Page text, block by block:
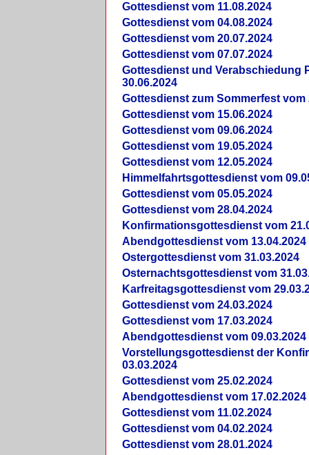
Gottesdienst vom 11.08.2024
Gottesdienst vom 04.08.2024
Gottesdienst vom 20.07.2024
Gottesdienst vom 07.07.2024
Gottesdienst und Verabschiedung
30.06.2024
Gottesdienst zum Sommerfest vom
Gottesdienst vom 15.06.2024
Gottesdienst vom 09.06.2024
Gottesdienst vom 19.05.2024
Gottesdienst vom 12.05.2024
Himmelfahrtsgottesdienst vom
Gottesdienst vom 05.05.2024
Gottesdienst vom 28.04.2024
Konfirmationsgottesdienst vom
Abendgottesdienst vom 13.04.2024
Ostergottesdienst vom 31.03.2024
Osternachtsgottesdienst vom
Karfreitagsgottesdienst vom
Gottesdienst vom 24.03.2024
Gottesdienst vom 17.03.2024
Abendgottesdienst vom 09.03.2024
Vorstellungsgottesdienst der
03.03.2024
Gottesdienst vom 25.02.2024
Abendgottesdienst vom 17.02.2024
Gottesdienst vom 11.02.2024
Gottesdienst vom 04.02.2024
Gottesdienst vom 28.01.2024